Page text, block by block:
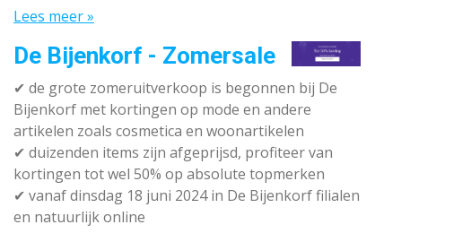
Lees meer »
De Bijenkorf - Zomersale
✔ de grote zomeruitverkoop is begonnen bij De
Bijenkorf met kortingen op mode en andere
artikelen zoals cosmetica en woonartikelen
✔ duizenden items zijn afgeprijsd, profiteer van
kortingen tot wel 50% op absolute topmerken
✔ vanaf dinsdag 18 juni 2024 in De Bijenkorf filialen
en natuurlijk online